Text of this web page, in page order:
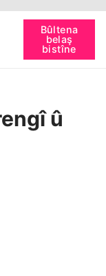
Bûltena
belaş
bistîne
û